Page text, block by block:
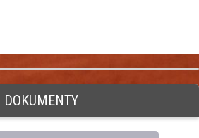
DOKUMENTY